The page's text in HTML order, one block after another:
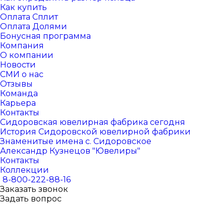
Как купить
Оплата Сплит
Оплата Долями
Бонусная программа
Компания
О компании
Новости
СМИ о нас
Отзывы
Команда
Карьера
Контакты
Сидоровская ювелирная фабрика сегодня
История Сидоровской ювелирной фабрики
Знаменитые имена с. Сидоровское
Александр Кузнецов "Ювелиры"
Контакты
Коллекции
8-800-222-88-16
Заказать звонок
Задать вопрос